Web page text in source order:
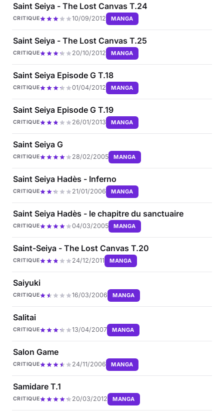
Saint Seiya - The Lost Canvas T.24
CRITIQUE 10/09/2012 MANGA
Saint Seiya - The Lost Canvas T.25
CRITIQUE 20/10/2012 MANGA
Saint Seiya Episode G T.18
CRITIQUE 01/04/2012 MANGA
Saint Seiya Episode G T.19
CRITIQUE 26/01/2013 MANGA
Saint Seiya G
CRITIQUE 28/02/2005 MANGA
Saint Seiya Hadès - Inferno
CRITIQUE 21/01/2006 MANGA
Saint Seiya Hadès - le chapitre du sanctuaire
CRITIQUE 04/03/2005 MANGA
Saint-Seiya - The Lost Canvas T.20
CRITIQUE 24/12/2011 MANGA
Saiyuki
CRITIQUE 16/03/2006 MANGA
Salitai
CRITIQUE 13/04/2007 MANGA
Salon Game
CRITIQUE 24/11/2006 MANGA
Samidare T.1
CRITIQUE 20/03/2012 MANGA